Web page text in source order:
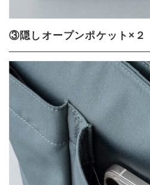
③隠しオープンポケット×２